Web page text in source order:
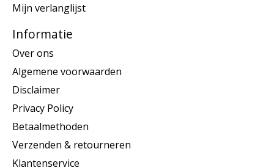
Mijn verlanglijst
Informatie
Over ons
Algemene voorwaarden
Disclaimer
Privacy Policy
Betaalmethoden
Verzenden & retourneren
Klantenservice